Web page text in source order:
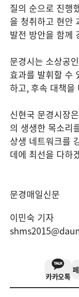
질의 순으로 진행
을 청취하고 현안
발전 방안을 함께
문경시는 소상공
효과를 발휘할 수
하고, 후속 대책을
신현국 문경시장은
의 생생한 목소리
상생 네트워크를
데에 최선을 다하
문경매일신문
이민숙 기자
카카오톡